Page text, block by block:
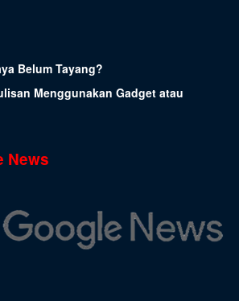
Belum Tayang?
Menggunakan Gadget atau
News